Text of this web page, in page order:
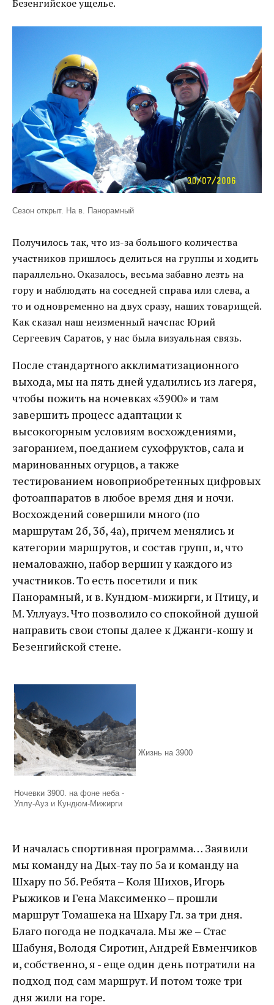
Безенгийское ущелье.
Сезон открыт. На в. Панорамный
Получилось так, что из-за большого количества
участников пришлось делиться на группы и ходить
параллельно. Оказалось, весьма забавно лезть на
гору и наблюдать на соседней справа или слева, а
то и одновременно на двух сразу, наших товарищей.
Как сказал наш неизменный начспас Юрий
Сергеевич Саратов, у нас была визуальная связь.
После стандартного акклиматизационного
выхода, мы на пять дней удалились из лагеря,
чтобы пожить на ночевках «3900» и там
завершить процесс адаптации к
высокогорным условиям восхождениями,
загоранием, поеданием сухофруктов, сала и
маринованных огурцов, а также
тестированием новоприобретенных цифровых
фотоаппаратов в любое время дня и ночи.
Восхождений совершили много (по
маршрутам 2б, 3б, 4а), причем менялись и
категории маршрутов, и состав групп, и, что
немаловажно, набор вершин у каждого из
участников. То есть посетили и пик
Панорамный, и в. Кундюм-мижирги, и Птицу, и
М. Уллуауз. Что позволило со спокойной душой
направить свои стопы далее к Джанги-кошу и
Безенгийской стене.
Ночевки 3900. на фоне неба -
Уллу-Ауз и Кундюм-Мижирги
Жизнь на 3900
И началась спортивная программа… Заявили
мы команду на Дых-тау по 5а и команду на
Шхару по 5б. Ребята – Коля Шихов, Игорь
Рыжиков и Гена Максименко – прошли
маршрут Томашека на Шхару Гл. за три дня.
Благо погода не подкачала. Мы же – Стас
Шабуня, Володя Сиротин, Андрей Евменчиков
и, собственно, я - еще один день потратили на
подход под сам маршрут. И потом тоже три
дня жили на горе.